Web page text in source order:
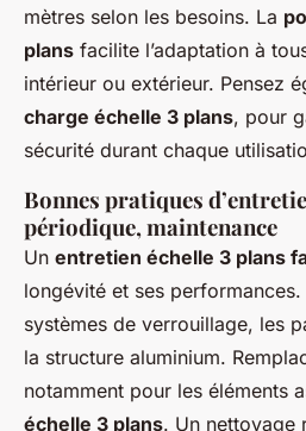
mètres selon les besoins. La
plans facilite l’adaptation à
intérieur ou extérieur. Pensez
charge échelle 3 plans, pour
sécurité durant chaque
Bonnes pratiques
périodique, maintenance
Un entretien échelle 3 plans
longévité et ses
systèmes de verrouillage, les
la structure aluminium.
notamment pour les éléments
échelle 3 plans. Un nettoyage